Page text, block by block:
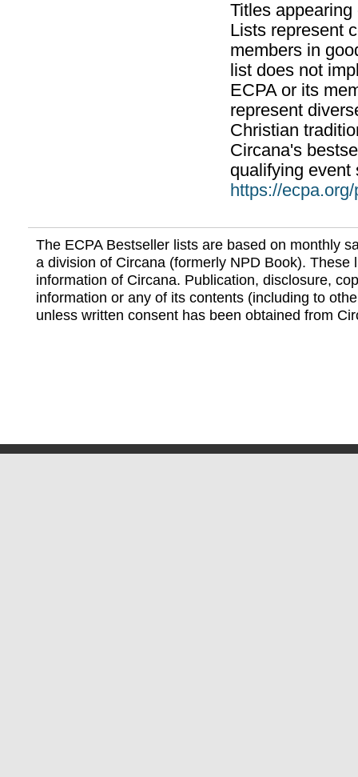
Titles
Lists represent
members in
list does not
ECPA or its
represent
Christian
Circana's
qualifying event
https://
The ECPA Bestseller lists are based on monthly
a division of Circana (formerly NPD Book). These
information of Circana. Publication, disclosure,
information or any of its contents (including to
unless written consent has been obtained from